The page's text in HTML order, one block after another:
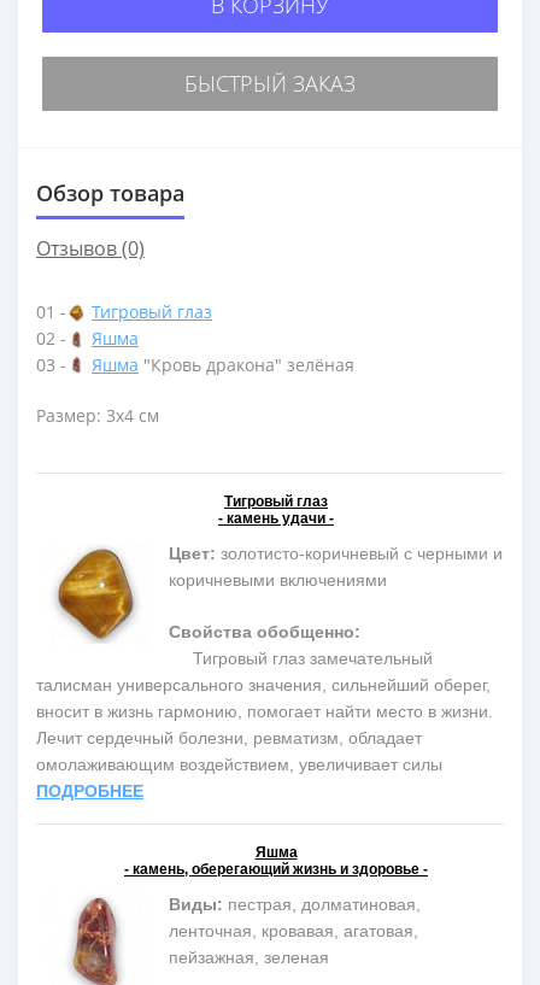
БЫСТРЫЙ ЗАКАЗ
Обзор товара
Отзывов (0)
01 -
Тигровый глаз
02 -
Яшма
03 -
Яшма "Кровь дракона" зелёная
Размер: 3х4 см
Тигровый глаз
- камень удачи -
Цвет: золотисто-коричневый с черными и
коричневыми включениями
Свойства обобщенно:
Тигровый глаз замечательный
талисман универсального значения, сильнейший оберег,
вносит в жизнь гармонию, помогает найти место в жизни.
Лечит сердечный болезни, ревматизм, обладает
омолаживающим воздействием, увеличивает силы
ПОДРОБНЕЕ
Яшма
- камень, оберегающий жизнь и здоровье -
Виды: пестрая, долматиновая,
ленточная, кровавая, агатовая,
пейзажная, зеленая